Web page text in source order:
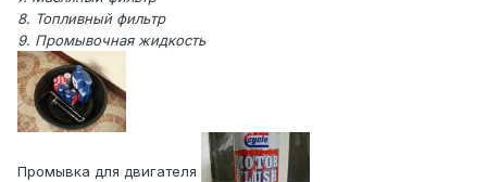
8. Топливный фильтр
9. Промывочная жидкость
Промывка для двигателя